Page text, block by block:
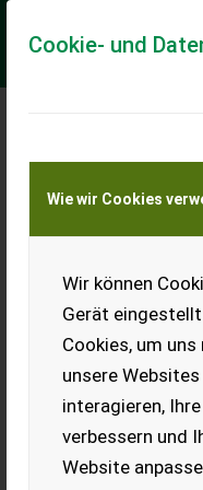
Cookie- und
Wie wir Cookies
Wir können
Gerät
Cookies, um
unsere
interagieren,
verbessern und
Website
Meine
Transport von
Lely Kreiselegge
Lely Kreiselegge 300
für Anbaugeräte Mit
Überlastsicherung
EUR 3.600 inkl. 13%